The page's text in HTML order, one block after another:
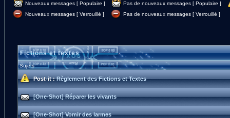
Nouveaux messages [ Populaire ]
Pas de nouveaux messages [ Populaire ]
Nouveaux messages [ Verrouillé ]
Pas de nouveaux messages [ Verrouillé ]
Fictions et textes
Sujets
Post-it : Règlement des Fictions et Textes
[One-Shot] Réparer les vivants
[One-Shot] Vomir des larmes